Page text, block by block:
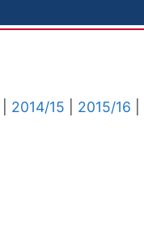
2014/15 2015/16